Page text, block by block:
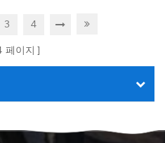
3 4
페이지